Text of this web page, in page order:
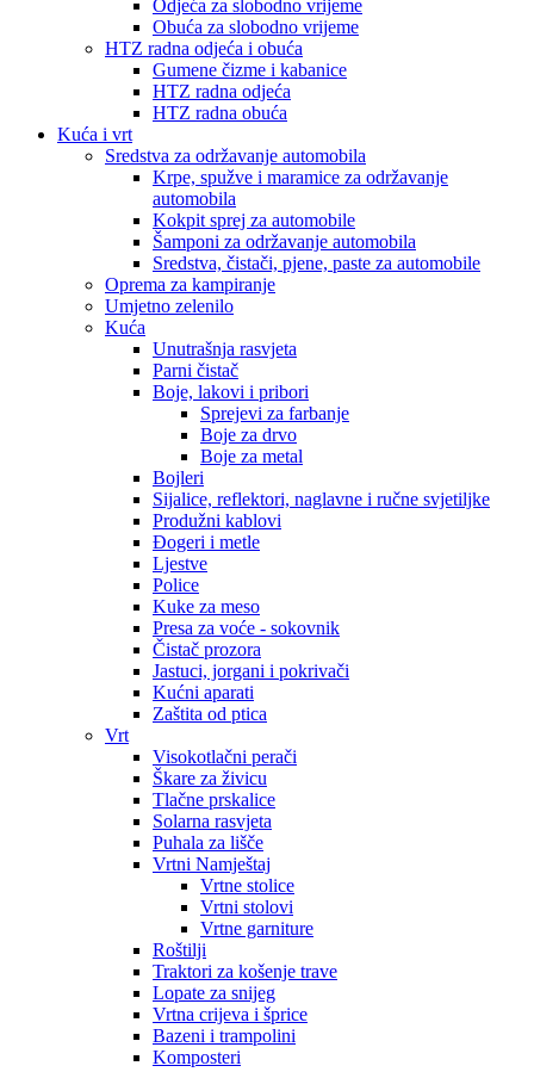
Odjeća za slobodno vrijeme
Obuća za slobodno vrijeme
HTZ radna odjeća i obuća
Gumene čizme i kabanice
HTZ radna odjeća
HTZ radna obuća
Kuća i vrt
Sredstva za održavanje automobila
Krpe, spužve i maramice za održavanje
automobila
Kokpit sprej za automobile
Šamponi za održavanje automobila
Sredstva, čistači, pjene, paste za automobile
Oprema za kampiranje
Umjetno zelenilo
Kuća
Unutrašnja rasvjeta
Parni čistač
Boje, lakovi i pribori
Sprejevi za farbanje
Boje za drvo
Boje za metal
Bojleri
Sijalice, reflektori, naglavne i ručne svjetiljke
Produžni kablovi
Đogeri i metle
Ljestve
Police
Kuke za meso
Presa za voće - sokovnik
Čistač prozora
Jastuci, jorgani i pokrivači
Kućni aparati
Zaštita od ptica
Vrt
Visokotlačni perači
Škare za živicu
Tlačne prskalice
Solarna rasvjeta
Puhala za lišče
Vrtni Namještaj
Vrtne stolice
Vrtni stolovi
Vrtne garniture
Roštilji
Traktori za košenje trave
Lopate za snijeg
Vrtna crijeva i šprice
Bazeni i trampolini
Komposteri